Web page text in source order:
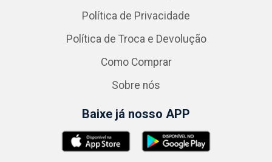
Política de Privacidade
Política de Troca e Devolução
Como Comprar
Sobre nós
Baixe já nosso APP